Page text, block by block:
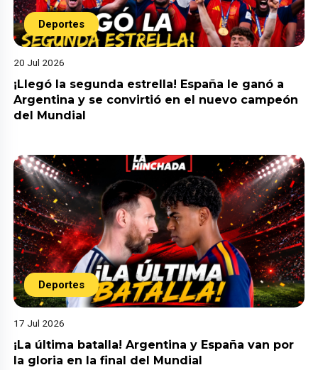
Deportes
20 Jul 2026
¡Llegó la segunda estrella! España le ganó a
Argentina y se convirtió en el nuevo campeón
del Mundial
Deportes
17 Jul 2026
¡La última batalla! Argentina y España van por
la gloria en la final del Mundial